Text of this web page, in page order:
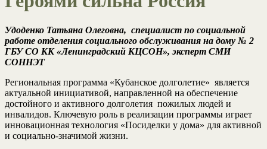
Удоденко Татьяна Олеговна, специалист по социальной
работе отделения социального обслуживания на дому № 2
ГБУ СО КК «Ленинградский КЦСОН», эксперт СМИ
СОННЭТ
Региональная программа «Кубанское долголетие» является
актуальной инициативой, направленной на обеспечение
достойного и активного долголетия пожилых людей и
инвалидов. Ключевую роль в реализации программы играет
инновационная технология «Посиделки у дома» для активной
и социально-значимой жизни.